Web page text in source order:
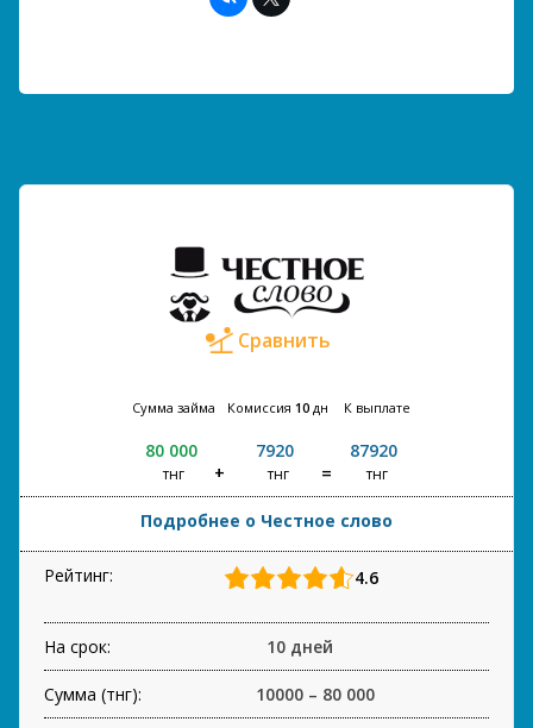
Сравнить
Сумма займа
80 000
тнг
Комиссия 10 дн
7920
тнг
К выплате
87920
тнг
Подробнее о Честное слово
Рейтинг: 4.6
На срок: 10 дней
Сумма (тнг): 10000 – 80 000